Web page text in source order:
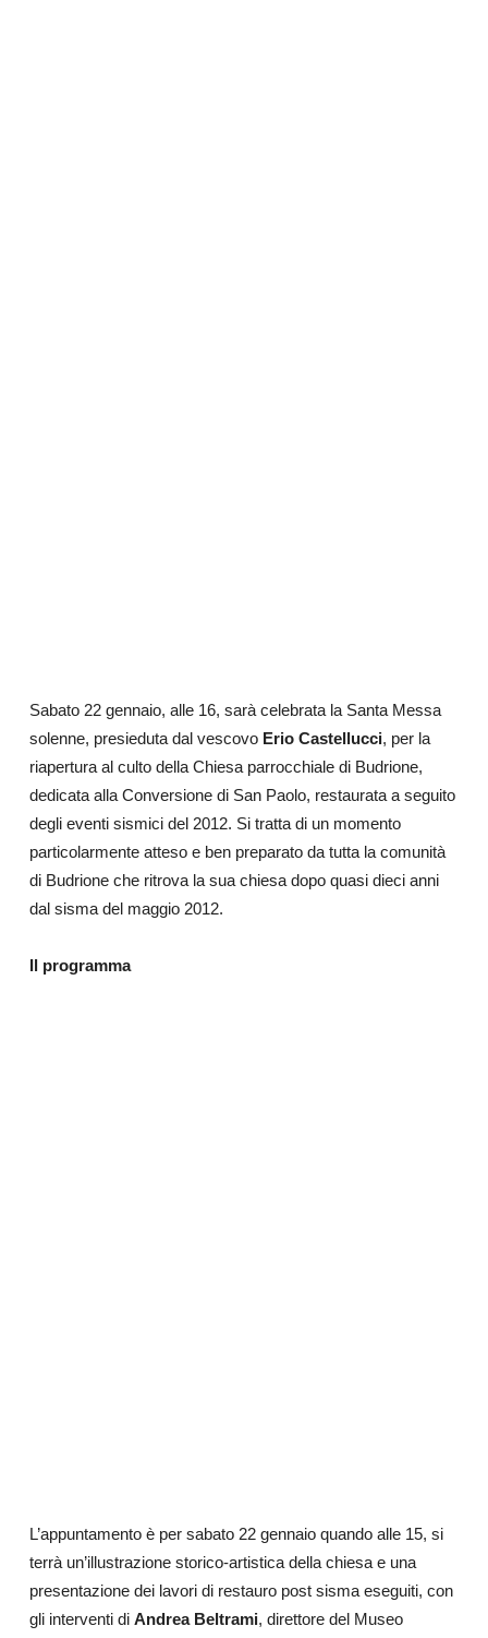
Sabato 22 gennaio, alle 16, sarà celebrata la Santa Messa
solenne, presieduta dal vescovo Erio Castellucci, per la
riapertura al culto della Chiesa parrocchiale di Budrione,
dedicata alla Conversione di San Paolo, restaurata a seguito
degli eventi sismici del 2012. Si tratta di un momento
particolarmente atteso e ben preparato da tutta la comunità
di Budrione che ritrova la sua chiesa dopo quasi dieci anni
dal sisma del maggio 2012.
Il programma
L’appuntamento è per sabato 22 gennaio quando alle 15, si
terrà un’illustrazione storico-artistica della chiesa e una
presentazione dei lavori di restauro post sisma eseguiti, con
gli interventi di Andrea Beltrami, direttore del Museo